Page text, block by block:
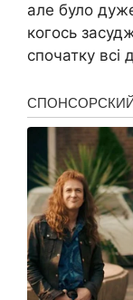
але було
когось
спочатку всі